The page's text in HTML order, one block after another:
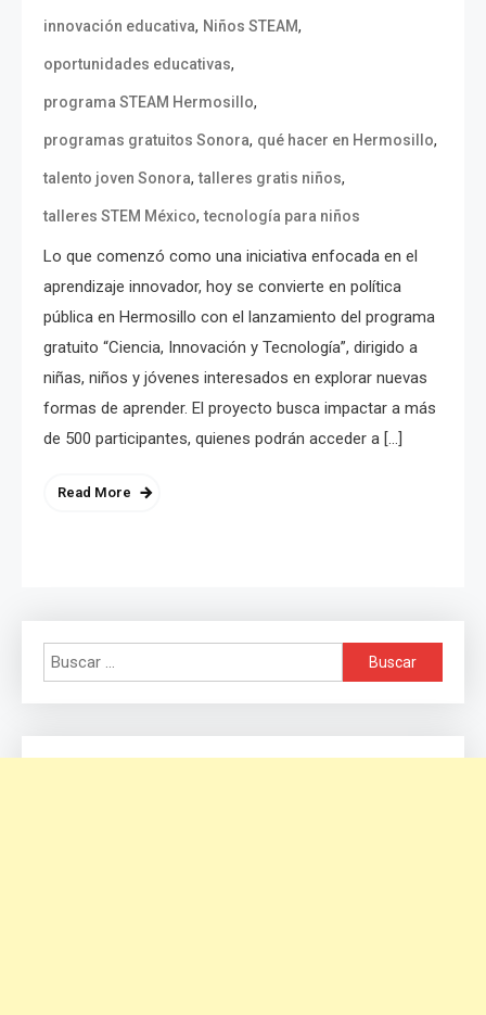
innovación educativa, Niños STEAM,
oportunidades educativas,
programa STEAM Hermosillo,
programas gratuitos Sonora, qué hacer en Hermosillo,
talento joven Sonora,talleres gratis niños,
talleres STEM México,tecnología para niños
Lo que comenzó como una iniciativa enfocada en el
aprendizaje innovador, hoy se convierte en política
pública en Hermosillo con el lanzamiento del programa
gratuito “Ciencia, Innovación y Tecnología”, dirigido a
niñas, niños y jóvenes interesados en explorar nuevas
formas de aprender. El proyecto busca impactar a más
de 500 participantes, quienes podrán acceder a […]
Read More
Buscar: